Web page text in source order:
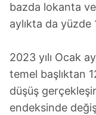
bazda lokanta
aylıkta da yüzde
2023 yılı Ocak
temel başlıktan
düşüş
endeksinde